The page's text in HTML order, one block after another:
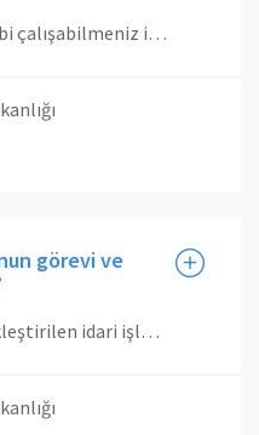
Evinizden kampüs ağında gibi çalışabilmeniz için VPN altyapımız bulunmaktadır. Ancak VPN sonlandırma cihazındaki kapasite sınırı nedeni ile tüm öğrencilerimizin VPN kullanabilmesi mümkün değildir. Uzaktan Eğitim süresince sadece almış olduğunuz derste böyle bir yazılım kullanılması gerekiyorsa öğrenci VPN hakkınız otomatik olarak tanımlanmıştır. Hangi derslerde bu tür yazılımların gerektiği ilgili bölümler tarafından belirlenmiştir. VPN ile evinizden kampüs ağına bağlanarak lisanslı yazılımları çalıştırabilmek için yapmanız gerekenleri burayı tıklayarak öğrenebilirsiniz.
görevi ve
YGG üniversitemizde gerçekleştirilen idari işler ve akademik faaliyetlerin daha etkin ve verimli yapılabilmesi için gerek duyulan yazılımların geliştirilmesinden sorumludur. YGG geliştirmiş olduğu projelere kullanımda olduğu sürece kesintisiz destek ve bakım hizmeti sağlar.Talep edildiği taktirde üniversite bünyesinde kullanılacak dış kaynaklı yazılımların sağlaması gereken şartlar ve özellikleri belirleme konusunda danışmanlık yapar.Dış kaynaklı yazılımların desteğinin verilmesi YGG'nin sorumluluğu değildir. Bu destek yapılan sözleşmeler uyarınca yazılımı sağlayan firmalar tarafından sağlanır.